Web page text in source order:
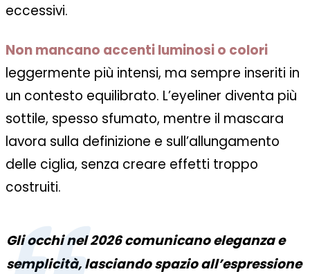
eccessivi.
Non mancano accenti luminosi o colori
leggermente più intensi, ma sempre inseriti in
un contesto equilibrato. L’eyeliner diventa più
sottile, spesso sfumato, mentre il mascara
lavora sulla definizione e sull’allungamento
delle ciglia, senza creare effetti troppo
costruiti.
Gli occhi nel 2026 comunicano eleganza e
semplicità, lasciando spazio all’espressione